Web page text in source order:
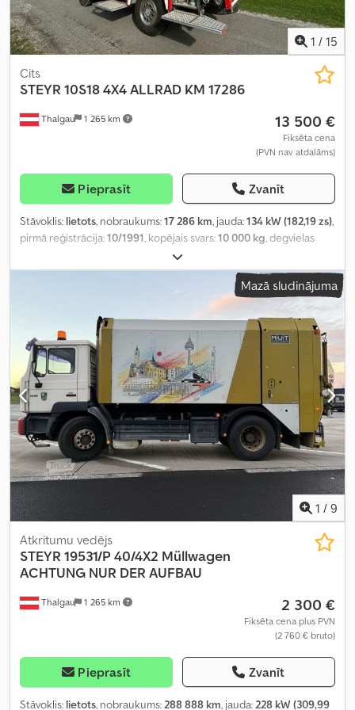
1 / 15
Thalgau 1 265 km
Cits
STEYR 10S18 4X4 ALLRAD KM 17286
13 500 €
Fiksēta cena
(PVN nav atdalāms)
Pieprasīt Zvanīt
Stāvoklis: lietots, nobraukums:17 286 km, jauda:134 kW (182,19 zs),
pirmā reģistrācija:10/1991 , kopējais svars:10 000 kg , degvielas
sarkans
pārnesuma veids:mehānisks, Ražošanas gads:1991, Aprīkojums:
Mazā sludinājuma
1 / 9
Thalgau 1 265 km
Atkritumu vedējs
STEYR 19531/P 40/4X2 Müllwagen
ACHTUNG NUR DER AUFBAU
2 300 €
Fiksēta cena plus PVN
(2 760 € bruto)
Pieprasīt Zvanīt
Stāvoklis: lietots, nobraukums:288 888 km, jauda:228 kW (309,99